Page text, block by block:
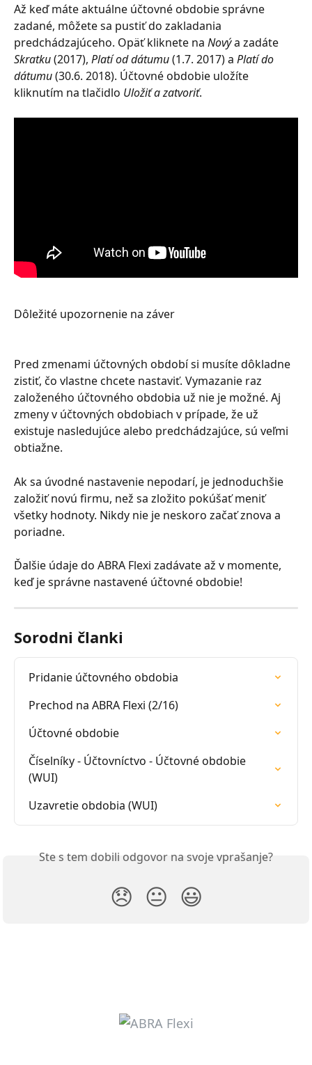
Až keď máte aktuálne účtovné obdobie správne
zadané, môžete sa pustiť do zakladania
predchádzajúceho. Opäť kliknete na Nový a zadáte
Skratku (2017), Platí od dátumu (1.7. 2017) a Platí do
dátumu (30.6. 2018). Účtovné obdobie uložíte
kliknutím na tlačidlo Uložiť a zatvoriť.
Dôležité upozornenie na záver
Pred zmenami účtovných období si musíte dôkladne
zistiť, čo vlastne chcete nastaviť. Vymazanie raz
založeného účtovného obdobia už nie je možné. Aj
zmeny v účtovných obdobiach v prípade, že už
existuje nasledujúce alebo predchádzajúce, sú veľmi
obtiažne.
Ak sa úvodné nastavenie nepodarí, je jednoduchšie
založiť novú firmu, než sa zložito pokúšať meniť
všetky hodnoty. Nikdy nie je neskoro začať znova a
poriadne.
Ďalšie údaje do ABRA Flexi zadávate až v momente,
keď je správne nastavené účtovné obdobie!
Sorodni članki
Pridanie účtovného obdobia
Prechod na ABRA Flexi (2/16)
Účtovné obdobie
Číselníky - Účtovníctvo - Účtovné obdobie
(WUI)
Uzavretie obdobia (WUI)
Ste s tem dobili odgovor na svoje vprašanje?
😞 😐 😃